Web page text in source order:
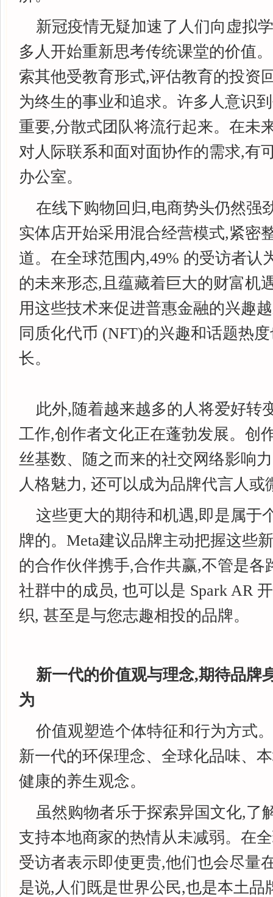
新冠疫情无疑加速了人们向虚拟
多人开始重新思考传统课堂的价值
索其他受教育形式,评估教育的投资
为终生的事业和追求。许多人意识
重要,分散式团队将流行起来。在未
对人际联系和面对面协作的需求,有
办公室。
在线下购物回归,电商势头仍然强
实体店开始采用混合经营模式,紧密
道。在全球范围内,49% 的受访者认
的未来形态,且蕴藏着巨大的财富机
用这些技术来促进普惠金融的兴趣
同质化代币 (NFT)的兴趣和话题热
长。
此外,随着越来越多的人将爱好转
工作,创作者文化正在蓬勃发展。创
丝基数、随之而来的社交网络影响
人格魅力, 还可以成为品牌代言人或
这些更大的期待和机遇,即是属于
牌的。Meta建议品牌主动把握这些
的合作伙伴携手,合作共赢,不管是各
社群中的成员, 也可以是 Spark AR
织, 甚至是与您志趣相投的品牌。
新一代的价值观与理念,期待品牌
为
价值观塑造个体特征和行为方式
新一代的环保理念、全球化品味、
健康的养生观念。
虽然购物者乐于探索异国文化,了
支持本地商家的热情从未减弱。在
受访者表示即使更贵,他们也会尽量
是说,人们既是世界公民,也是本土品